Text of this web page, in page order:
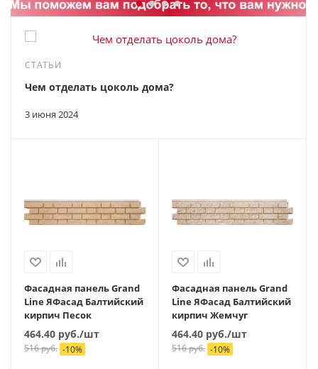
СТАТЬИ
3 июня 2024
Чем отделать цоколь дома?
Фасадная панель Grand
Line ЯФасад Балтийский
кирпич Песок
464.40 руб./шт
516руб. -10%
Фасадная панель Grand
Line ЯФасад Балтийский
кирпич Жемчуг
464.40 руб./шт
516руб. -10%